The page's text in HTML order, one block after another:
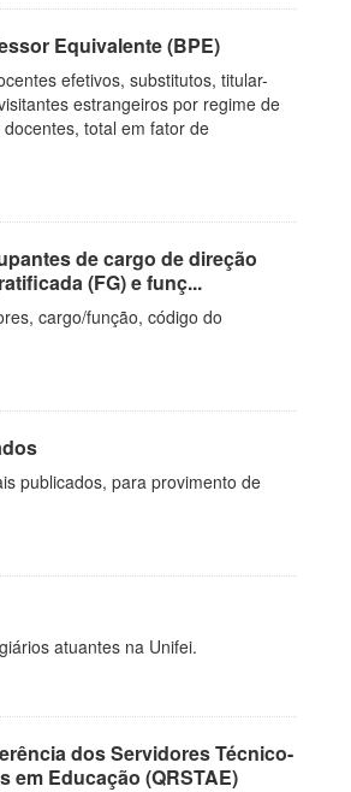
Equivalente (BPE)
efetivos, substitutos, titular-
estrangeiros por regime de
total em fator de
de cargo de direção
(FG) e funç...
cargo/função, código do
publicados, para provimento de
atuantes na Unifei.
dos Servidores Técnico-
em Educação (QRSTAE)